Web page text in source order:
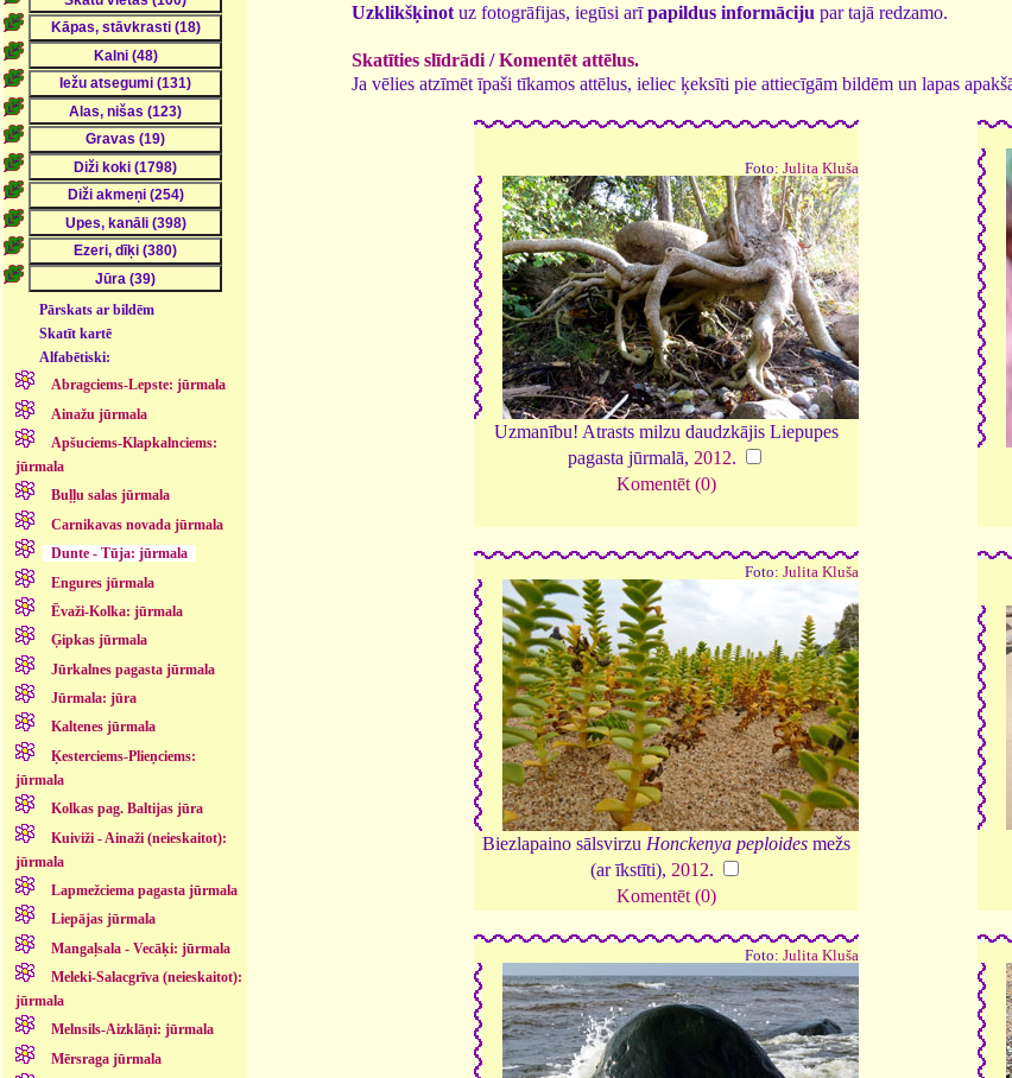
Pārskats ar bildēm
Skatīt kartē
Alfabētiski:
Abragciems-Lepste: jūrmala
Ainažu jūrmala
Apšuciems-Klapkalnciems:
jūrmala
Buļļu salas jūrmala
Carnikavas novada jūrmala
Dunte - Tūja: jūrmala
Engures jūrmala
Ēvaži-Kolka: jūrmala
Ģipkas jūrmala
Jūrkalnes pagasta jūrmala
Jūrmala: jūra
Kaltenes jūrmala
Ķesterciems-Plieņciems:
jūrmala
Kolkas pag. Baltijas jūra
Kuiviži - Ainaži (neieskaitot):
jūrmala
Lapmežciema pagasta jūrmala
Liepājas jūrmala
Mangaļsala - Vecāķi: jūrmala
Meleki-Salacgrīva (neieskaitot):
jūrmala
Melnsils-Aizklāņi: jūrmala
Mērsraga jūrmala
Uzklikšķinot uz fotogrāfijas, iegūsi arīpapildus informāciju par tajā redzamo.
Skatīties slīdrādi /Komentēt attēlus.
Ja vēlies atzīmēt īpaši tīkamos attēlus, ieliec ķeksīti pie attiecīgām bildēm un lapas
Foto: Julita Kluša
Uzmanību! Atrasts milzu daudzkājis Liepupes
pagasta jūrmalā, 2012.
Komentēt (0)
Foto: Julita Kluša
Biezlapaino sālsvirzu Honckenya peploidesmežs
(ar īkstīti), 2012.
Komentēt (0)
Foto: Julita Kluša